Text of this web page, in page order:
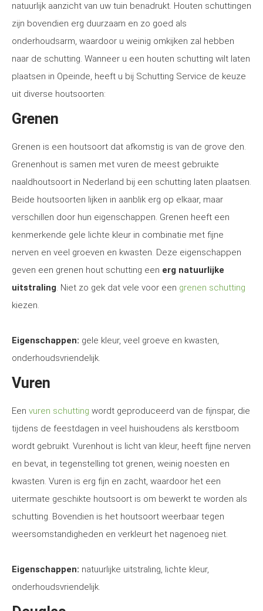
natuurlijk aanzicht van uw tuin benadrukt. Houten schuttingen
zijn bovendien erg duurzaam en zo goed als
onderhoudsarm, waardoor u weinig omkijken zal hebben
naar de schutting. Wanneer u een houten schutting wilt laten
plaatsen in Opeinde, heeft u bij Schutting Service de keuze
uit diverse houtsoorten:
Grenen
Grenen is een houtsoort dat afkomstig is van de grove den.
Grenenhout is samen met vuren de meest gebruikte
naaldhoutsoort in Nederland bij een schutting laten plaatsen.
Beide houtsoorten lijken in aanblik erg op elkaar, maar
verschillen door hun eigenschappen. Grenen heeft een
kenmerkende gele lichte kleur in combinatie met fijne
nerven en veel groeven en kwasten. Deze eigenschappen
geven een grenen hout schutting een erg natuurlijke
uitstraling. Niet zo gek dat vele voor een grenen schutting
kiezen.
Eigenschappen: gele kleur, veel groeve en kwasten,
onderhoudsvriendelijk.
Vuren
Een vuren schutting wordt geproduceerd van de fijnspar, die
tijdens de feestdagen in veel huishoudens als kerstboom
wordt gebruikt. Vurenhout is licht van kleur, heeft fijne nerven
en bevat, in tegenstelling tot grenen, weinig noesten en
kwasten. Vuren is erg fijn en zacht, waardoor het een
uitermate geschikte houtsoort is om bewerkt te worden als
schutting. Bovendien is het houtsoort weerbaar tegen
weersomstandigheden en verkleurt het nagenoeg niet.
Eigenschappen: natuurlijke uitstraling, lichte kleur,
onderhoudsvriendelijk.